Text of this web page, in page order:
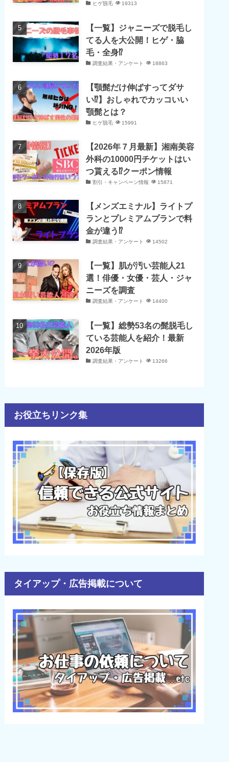
ヒゲ脱毛 19313
【一覧】ジャニーズで脱毛し
てる人を大公開！ヒゲ・脇
毛・全身⁉
調査結果・アンケート 18863
【顎髭だけ伸ばすってダサ
い⁉】おしゃれでカッコいい
顎髭とは？
ヒゲ脱毛 15991
【2026年７月最新】湘南美容
外科の10000円チケットはい
つ貰える⁉クーポン情報
割引・キャンペーン情報 15871
【メンズエミナル】ライトプ
ランとプレミアムプランで料
金が違う⁉
調査結果・アンケート 14502
【一覧】肌が汚い芸能人21
選！俳優・女優・芸人・ジャ
ニーズを調査
調査結果・アンケート 14400
【一覧】総勢53名の髭脱毛し
ている芸能人を紹介！最新
2026年版
調査結果・アンケート 13266
お役立ちリンク集
タイアップ・広告掲載について